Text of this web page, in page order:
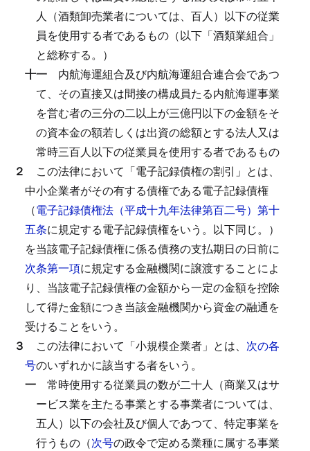
人（酒類卸売業者については、百人）以下の従業
員を使用する者であるもの（以下「酒類業組合」
と総称する。）
十一 内航海運組合及び内航海運組合連合会であつ
て、その直接又は間接の構成員たる内航海運事業
を営む者の三分の二以上が三億円以下の金額をそ
の資本金の額若しくは出資の総額とする法人又は
常時三百人以下の従業員を使用する者であるもの
２ この法律において「電子記録債権の割引」とは、
中小企業者がその有する債権である電子記録債権
（電子記録債権法（平成十九年法律第百二号）第十
五条に規定する電子記録債権をいう。以下同じ。）
を当該電子記録債権に係る債務の支払期日の日前に
次条第一項に規定する金融機関に譲渡することによ
り、当該電子記録債権の金額から一定の金額を控除
して得た金額につき当該金融機関から資金の融通を
受けることをいう。
３ この法律において「小規模企業者」とは、 次の各
号のいずれかに該当する者をいう。
一 常時使用する従業員の数が二十人（商業又はサ
ービス業を主たる事業とする事業者については、
五人）以下の会社及び個人であつて、特定事業を
行うもの（次号の政令で定める業種に属する事業